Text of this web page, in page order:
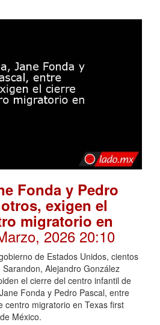
Fonda y Pedro
exigen el
migratorio en
2026 20:10
de Estados Unidos, cientos
Alejandro González
el cierre del centro infantil de
Fonda y Pedro Pascal, entre
centro migratorio en Texas first
México.